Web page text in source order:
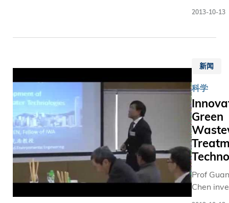
尽心服
奖者包
科教
政人
员、语
文教
师、安
全主
任、技
术员及
其他负
责大学
米科学和
命科学和
物技术，
子、无线
信息科技
环境和可
续发展研
以及管理
育和研究
display in
mobile
intelligent
traffic
portable
(From the
“HKUST
2013-10-13
新闻
科学
Green
Prof
Chen